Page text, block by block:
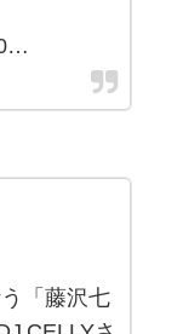
「藤沢七